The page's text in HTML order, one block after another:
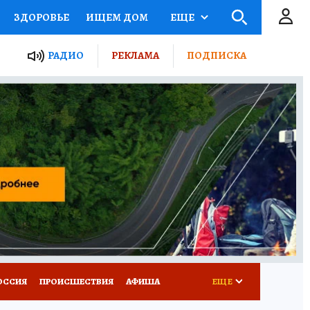
ЗДОРОВЬЕ ИЩЕМ ДОМ
ПРОЕКТЫ РОССИИ
ПУТЕВОДИТЕЛЬ
ТУРИЗМ
ПОТРЕБИТЕЛЯ ВСЕ О КП
ЕЩЕ
РАДИО РЕКЛАМА ПОДПИСКА
ПРОИСШЕСТВИЯ АФИША ЕЩЕ